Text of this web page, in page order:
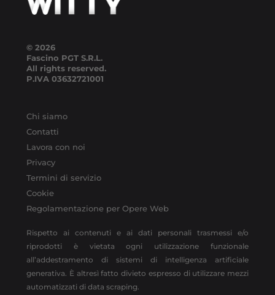
© 2026
Fascino PGT S.R.L.
All rights reserved.
P.IVA 03632721001
Chi siamo
Contatti
Lavora con noi
Privacy
Termini di servizio
Cookie
Regolamentazione per Opere Web
Rispetto ai contenuti e ai dati personali trasmessi e/o
riprodotti è vietata ogni utilizzazione funzionale
all’addestramento di sistemi di intelligenza artificiale
generativa. È altresì fatto divieto espresso di utilizzare mezzi
automatizzati di data scraping.